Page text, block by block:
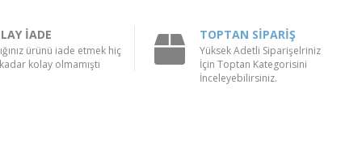
İADE
ürünü iade etmek hiç
kolay olmamıştı
TOPTAN SİPARİŞ
Yüksek Adetli Siparişelriniz
İçin Toptan Kategorisini
İnceleyebilirsiniz.